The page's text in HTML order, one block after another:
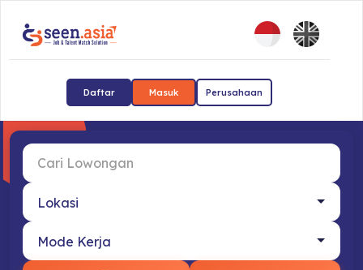
Daftar Masuk Perusahaan